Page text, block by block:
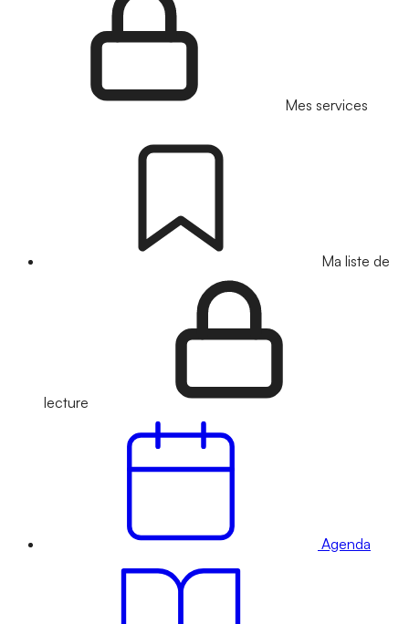
Mes services
Ma liste de
lecture
Agenda